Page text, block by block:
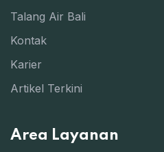
Talang Air Bali
Kontak
Karier
Artikel Terkini
Area Layanan